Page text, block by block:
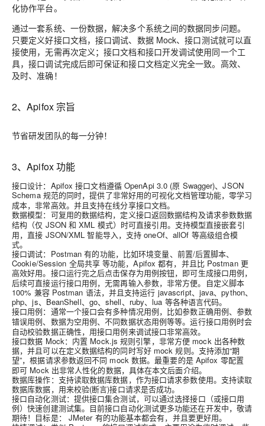
化协作平台。
通过一套系统、一份数据，解决多个系统之间的数据同步问题。
只要定义好接口文档，接口调试、数据 Mock、接口测试就可以直
接使用，无需再次定义；接口文档和接口开发调试使用同一个工
具，接口调试完成后即可保证和接口文档定义完全一致。高效、
及时、准确！
2、Apifox 宗旨
节省研发团队的每一分钟！
3、Apifox 功能
接口设计：Apifox 接口文档遵循 OpenApi 3.0 (原 Swagger)、JSON
Schema 规范的同时，提供了非常好用的可视化文档管理功能，零学习
成本，非常高效。并且支持在线分享接口文档。
数据模型：可复用的数据结构，定义接口返回数据结构及请求参数数据
结构 （仅 JSON 和 XML 模式）时可直接引用。支持模型直接嵌套引
用，直接 JSON/XML 智能导入，支持 oneOf、allOf 等高级组合模
式。
接口调试：Postman 有的功能，比如环境变量、前置/后置脚本、
Cookie/Session 全局共享 等功能，Apifox 都有，并且比 Postman 更
高效好用。接口运行完之后点击保存为用例 按钮，即可生成接口用例 ，
后续可直接运行接口用例，无需再输入参数，非常方便。自定义脚本
100% 兼容 Postman 语法，并且支持运行 javascript、java、python、
php、js、BeanShell、go、shell、ruby、lua 等各种语言代码。
接口用例：通常一个接口会有多种情况用例，比如参数正确用例、参数
错误用例、 数据为空用例、不同数据状态用例等等。运行接口用例时会
自动校验数据正确性，用接口用例来调试接口非常高效。
接口数据 Mock：内置 Mock.js 规则引擎，非常方便 mock 出各种数
据，并且可以在定义数据结构的同时写好 mock 规则。支持添加“期
望”，根据请求参数返回不同 mock 数据。最重要的是 Apifox 零配置
即可 Mock 出非常人性化的数据，具体在本文后面介绍。
数据库操作：支持读取数据库数据，作为接口请求参数使用。支持读取
数据库数据，用来校验(断言)接口请求是否成功。
接口自动化测试：提供接口集合测试，可以通过选择接口（或接口用
例）快速创建测试集。目前接口自动化测试更多功能还在开发中，敬请
期待！目标是： JMeter 有的功能基本都会有，并且要更好用。